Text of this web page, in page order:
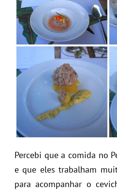
Percebi que a comida no
e que eles trabalham
para acompanhar o